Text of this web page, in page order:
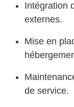
Intégration
externes.
Mise en
de service.